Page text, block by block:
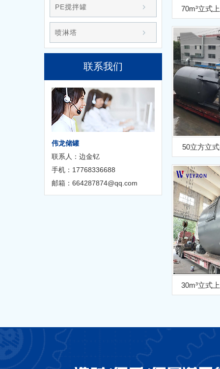
PE搅拌罐
喷淋塔
联系我们
伟龙储罐
联系人：边金钇
手机：17768336688
邮箱：664287874@qq.com
70m³立式
50立方立
30m³立式